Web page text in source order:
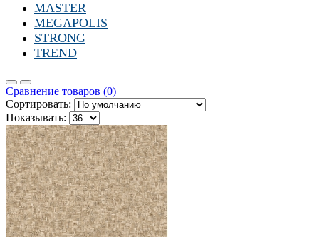
MASTER
MEGAPOLIS
STRONG
TREND
Сравнение товаров (0)
Сортировать:
Показывать: